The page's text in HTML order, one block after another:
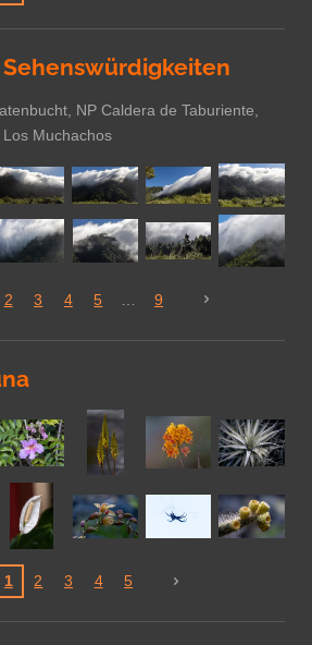
NP Caldera de Taburiente,
Muchachos
2 3 4 5 9
1 2 3 4 5